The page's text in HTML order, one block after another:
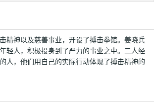
精神以及慈善事业，开设了搏击拳馆。姜晓兵
轻人，积极投身到了严力的事业之中。二人经
人，他们用自己的实际行动体现了搏击精神的